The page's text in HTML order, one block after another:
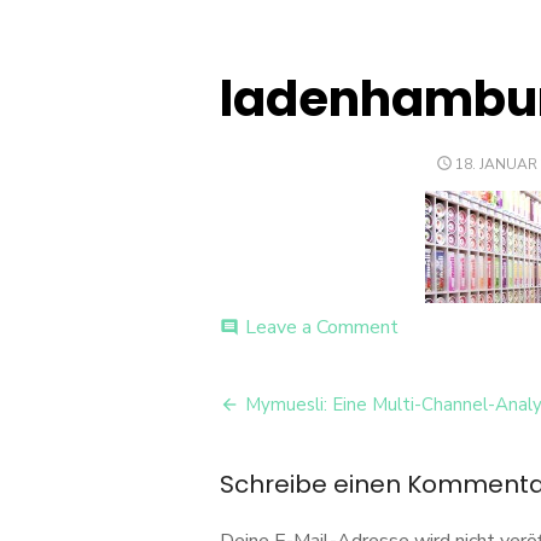
POSTED
18.
comment Leave a Commenton
Beitrags-
Mymuesli: Eine Multi-Channel-
Schreibe einen